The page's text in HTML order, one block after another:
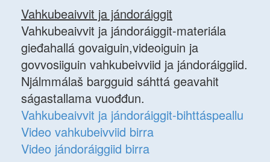
Vahkubeaivvit ja jándoráiggit
Vahkubeaivvit ja jándoráiggit-materiála
gieđahallá govaiguin,videoiguin ja
govvosiiguin vahkubeivviid ja jándoráiggiid.
Njálmmálaš bargguid sáhttá geavahit
ságastallama vuođđun.
Vahkubeaivvit ja jándoráiggit-bihttáspeallu
Video vahkubeivviid birra
Video jándoráiggiid birra